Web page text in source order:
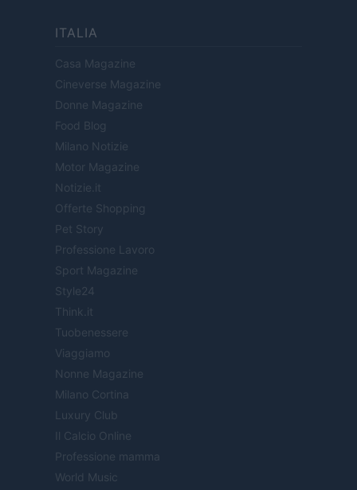
ITALIA
Casa Magazine
Cineverse Magazine
Donne Magazine
Food Blog
Milano Notizie
Motor Magazine
Notizie.it
Offerte Shopping
Pet Story
Professione Lavoro
Sport Magazine
Style24
Think.it
Tuobenessere
Viaggiamo
Nonne Magazine
Milano Cortina
Luxury Club
Il Calcio Online
Professione mamma
World Music